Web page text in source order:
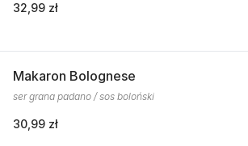
32,99 zł
Makaron Bolognese
ser grana padano / sos boloński
30,99 zł